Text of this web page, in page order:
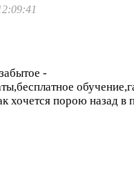
-
хочется порою назад в